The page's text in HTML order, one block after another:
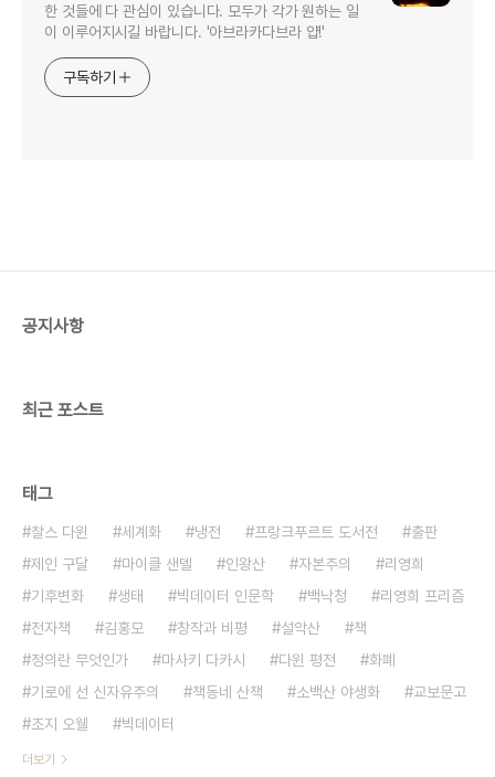
한 것들에 다 관심이 있습니다. 모두가 각가 원하는 일
이 이루어지시길 바랍니다. '아브라카다브라 얍!'
구독하기
공지사항
최근 포스트
태그
찰스 다윈 세계화 냉전 프랑크푸르트 도서전
출판
제인 구달
마이클 샌델 인왕산 자본주의
리영희
기후변화
생태 빅데이터 인문학 백낙청
리영희 프리즘
전자책
김홍모 창작과 비평 설악산
책
정의란 무엇인가
마사키 다카시 다윈 평전
화폐
기로에 선 신자유주의
책동네 산책 소백산 야생화
교보문고
조지 오웰
빅데이터
더보기